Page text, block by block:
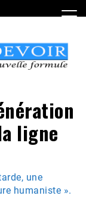
ligne
une
humaniste ».